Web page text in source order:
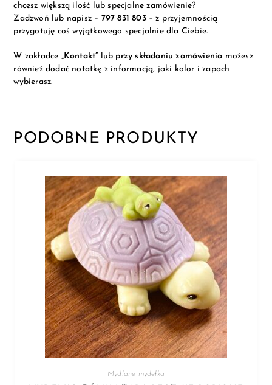
chcesz większą ilość lub specjalne zamówienie?
Zadzwoń lub napisz – 797 831 803– z przyjemnością
przygotuję coś wyjątkowego specjalnie dla Ciebie.
W zakładce „Kontakt” lub przy składaniu zamówienia możesz
również dodać notatkę z informacją, jaki kolor i zapach
wybierasz.
PODOBNE PRODUKTY
Mydlane mydełka